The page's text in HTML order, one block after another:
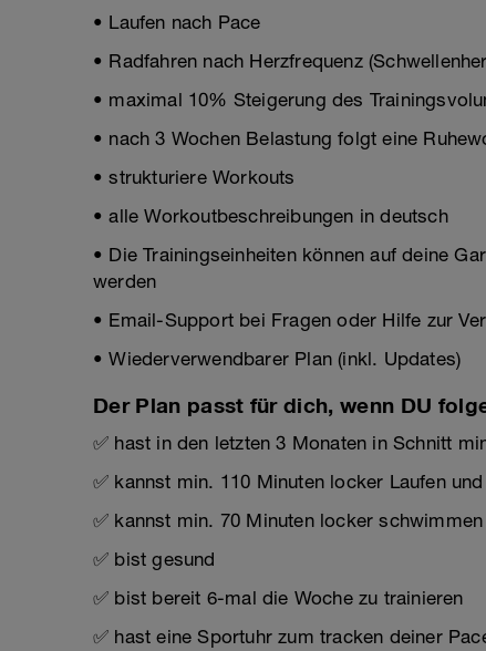
• Laufen nach Pace
• Radfahren nach Herzfrequenz
• maximal 10% Steigerung des
• nach 3 Wochen Belastung folgt eine
• strukturiere Workouts
• alle Workoutbeschreibungen in deutsch
• Die Trainingseinheiten können auf deine
werden
• Email-Support bei Fragen oder Hilfe zur
• Wiederverwendbarer Plan (inkl. Updates)
Der Plan passt für dich, wenn DU
✅ hast in den letzten 3 Monaten in Schnitt
✅ kannst min. 110 Minuten locker Laufen
✅ kannst min. 70 Minuten locker schwimmen
✅ bist gesund
✅ bist bereit 6-mal die Woche zu trainieren
✅ hast eine Sportuhr zum tracken deiner